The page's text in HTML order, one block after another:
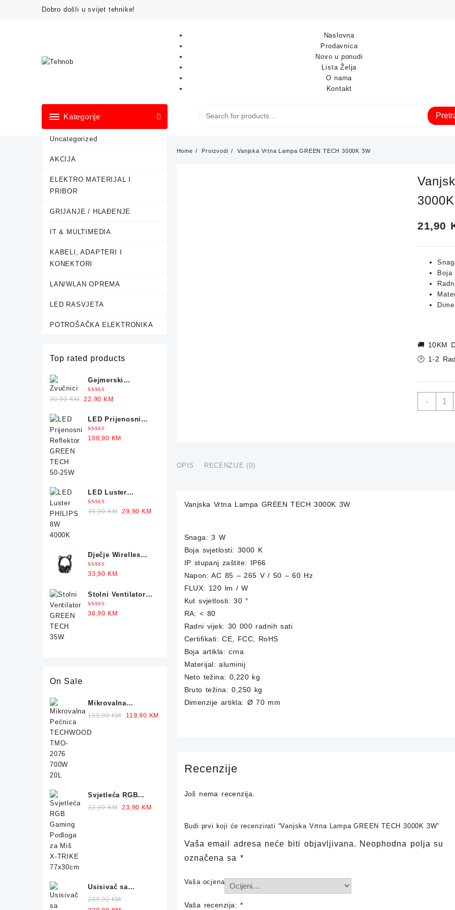
Dobro došli u svijet tehnike!
Naslovna
Prodavnica
Novo u ponudi
Lista Želja
O nama
Kontakt
Kategorije
Uncategorized
AKCIJA
ELEKTRO MATERIJAL I
PRIBOR
GRIJANJE / HLAĐENJE
IT & MULTIMEDIA
KABELI, ADAPTERI I
KONEKTORI
LAN/WLAN OPREMA
LED RASVJETA
POTROŠAČKA ELEKTRONIKA
Home Proizvodi Vanjska Vrtna Lampa GREEN TECH 3000K 3W
21,90
Boja
🚚 10KM
🕑 1-2
-
OPIS RECENZIJE (0)
Vanjska Vrtna Lampa GREEN TECH 3000K 3W
Snaga: 3 W
Boja svjetlosti: 3000 K
IP stupanj zaštite: IP66
Napon: AC 85 – 265 V / 50 – 60 Hz
FLUX: 120 lm / W
Kut svjetlosti: 30 °
RA: < 80
Radni vijek: 30 000 radnih sati
Certifikati: CE, FCC, RoHS
Boja artikla: crna
Materijal: aluminij
Neto težina: 0,220 kg
Bruto težina: 0,250 kg
Dimenzije artikla: Ø 70 mm
Recenzije
Još nema recenzija.
Budi prvi koji će recenzirati “Vanjska Vrtna Lampa GREEN TECH 3000K 3W”
Vaša email adresa neće biti objavljivana. Neophodna polja su
označena sa *
Vaša ocjena
Vaša recenzija:*
Top rated products
Gejmerski
Zvučnici sa
Osvjetljenjem X-
Ocjenjeno
5.00od 5
30,90KM
Original
was:
30,90 KM.
22,90 KM
is:
LED Prijenosni
Reflektor GREEN
TECH 50-25W
Ocjenjeno
5.00od 5
108,90 KM
LED Luster
PHILIPS 8W 4000K
Ocjenjeno
5.00od 5
36,90KM
Original
29,90 KM
29,90 KM.
Dječje Wirelles
Slušalice CAT
STN-28
Ocjenjeno
5.00od 5
33,90 KM
Stolni Ventilator
GREEN TECH 35W
Ocjenjeno
5.00od 5
36,90 KM
On Sale
Mikrovalna
Pećnica
2076 700W 20L
159,90KM
Original
119,90 KM
Svjetleća RGB
Gaming Podloga
32,90KM
Original
23,90 KM
Usisivač sa
Vrećicom HOOVER
Telios Plus TE70
249,90KM